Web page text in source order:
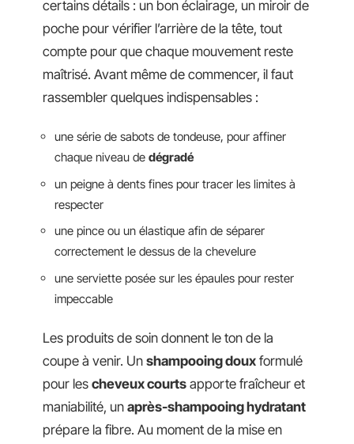
certains détails : un bon éclairage, un miroir de
poche pour vérifier l’arrière de la tête, tout
compte pour que chaque mouvement reste
maîtrisé. Avant même de commencer, il faut
rassembler quelques indispensables :
une série de sabots de tondeuse, pour affiner
chaque niveau de dégradé
un peigne à dents fines pour tracer les limites à
respecter
une pince ou un élastique afin de séparer
correctement le dessus de la chevelure
une serviette posée sur les épaules pour rester
impeccable
Les produits de soin donnent le ton de la
coupe à venir. Un shampooing doux formulé
pour les cheveux courts apporte fraîcheur et
maniabilité, un après-shampooing hydratant
prépare la fibre. Au moment de la mise en